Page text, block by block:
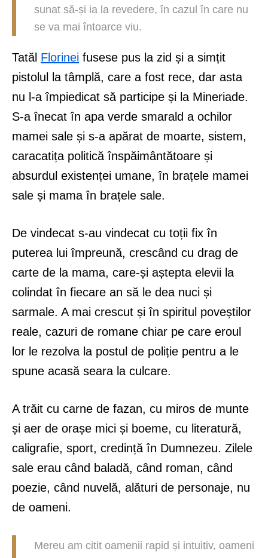
sunat să-și ia la revedere, în cazul în care nu
se va mai întoarce viu.
Tatăl Florinei fusese pus la zid și a simțit
pistolul la tâmplă, care a fost rece, dar asta
nu l-a împiedicat să participe și la Mineriade.
S-a înecat în apa verde smarald a ochilor
mamei sale și s-a apărat de moarte, sistem,
caracatița politică înspăimântătoare și
absurdul existenței umane, în brațele mamei
sale și mama în brațele sale.
De vindecat s-au vindecat cu toții fix în
puterea lui împreună, crescând cu drag de
carte de la mama, care-și aștepta elevii la
colindat în fiecare an să le dea nuci și
sarmale. A mai crescut și în spiritul poveștilor
reale, cazuri de romane chiar pe care eroul
lor le rezolva la postul de poliție pentru a le
spune acasă seara la culcare.
A trăit cu carne de fazan, cu miros de munte
și aer de orașe mici și boeme, cu literatură,
caligrafie, sport, credință în Dumnezeu. Zilele
sale erau când baladă, când roman, când
poezie, când nuvelă, alături de personaje, nu
de oameni.
Mereu am citit oamenii rapid și intuitiv, oameni